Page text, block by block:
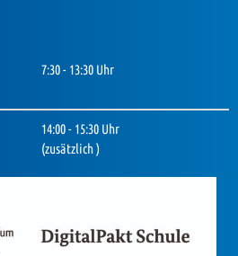
7:30 - 13:30 Uhr
14:00 - 15:30 Uhr
(zusätzlich )